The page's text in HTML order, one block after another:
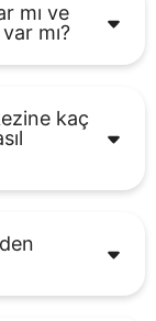
mı ve
mı?
kaç